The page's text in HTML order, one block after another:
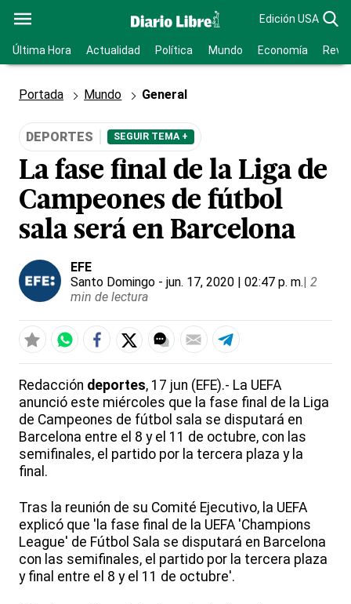
Edición USA
Última Hora Actualidad Política Mundo Economía
Portada Mundo General
DEPORTES SEGUIR TEMA +
La fase final de la Liga de
Campeones de fútbol
sala será en Barcelona
EFE
Santo Domingo - jun. 17, 2020 | 02:47 p. m.| 2
min de lectura
Redacción deportes, 17 jun (EFE).- La UEFA
anunció este miércoles que la fase final de la Liga
de Campeones de fútbol sala se disputará en
Barcelona entre el 8 y el 11 de octubre, con las
semifinales, el partido por la tercera plaza y la
final.
Tras la reunión de su Comité Ejecutivo, la UEFA
explicó que 'la fase final de la UEFA 'Champions
League' de Fútbol Sala se disputará en Barcelona
con las semifinales, el partido por la tercera plaza
y final entre el 8 y el 11 de octubre'.